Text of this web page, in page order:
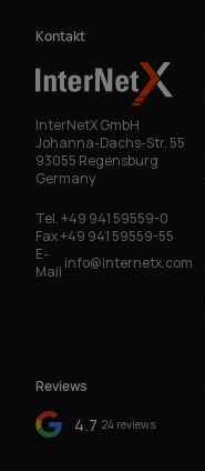
Kontakt
InterNetX GmbH
Johanna-Dachs-Str. 55
93055 Regensburg
Germany
Tel.+49 941 59559-0
Fax+49 941 59559-55
E-
Mail info@internetx.com
Reviews
4.7 24 reviews